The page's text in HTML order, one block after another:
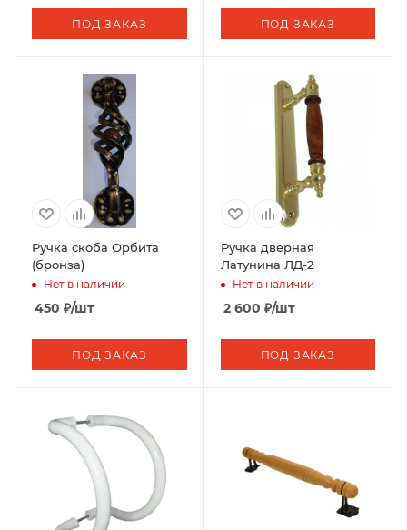
ПОД ЗАКАЗ ПОД ЗАКАЗ
Ручка скоба Орбита
(бронза)
Нет в наличии
450 ₽/шт
ПОД ЗАКАЗ
Ручка дверная
Латунина ЛД-2
Нет в наличии
2 600 ₽/шт
ПОД ЗАКАЗ